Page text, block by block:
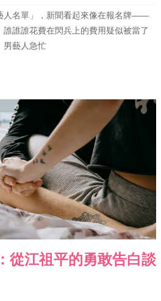
人名單」，新聞看起來像在報名牌——
誰誰花費在閃兵上的費用疑似被當了
男藝人急忙
從江祖平的勇敢告白談